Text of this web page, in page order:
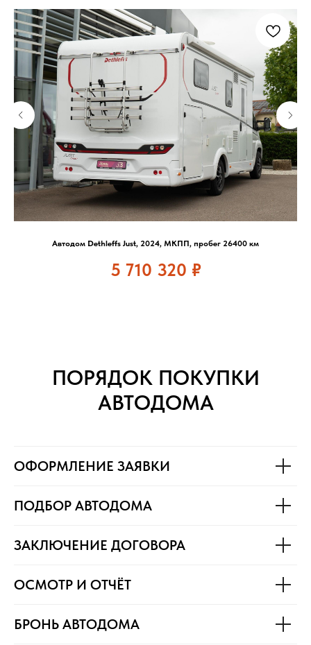
Автодом Dethleffs Just, 2024, МКПП, пробег 26400 км
5 710 320 ₽
ПОРЯДОК ПОКУПКИ
АВТОДОМА
ОФОРМЛЕНИЕ ЗАЯВКИ
ПОДБОР АВТОДОМА
ЗАКЛЮЧЕНИЕ ДОГОВОРА
ОСМОТР И ОТЧЁТ
БРОНЬ АВТОДОМА